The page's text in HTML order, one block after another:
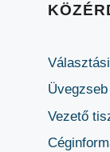
Üvegzseb
Vezető